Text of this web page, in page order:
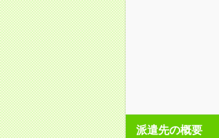
派遣先の概要